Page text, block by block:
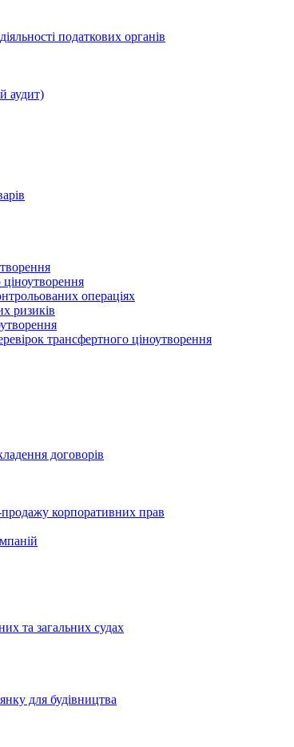
податкових органів
аудит)
ціноутворення
операціях
ризиків
трансфертного ціноутворення
договорів
продажу корпоративних прав
та загальних судах
для будівництва